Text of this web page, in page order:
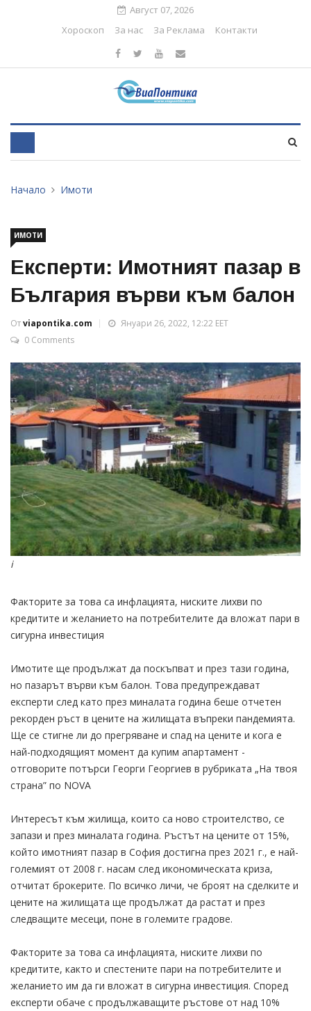
Август 07, 2026
Хороскоп
За нас За Реклама Контакти
Начало Имоти
ИМОТИ
Експерти: Имотният пазар в
България върви към балон
Отviapontika.com
Януари 26, 2022, 12:22 EET
0 Comments
i
Факторите за това са инфлацията, ниските лихви по
кредитите и желанието на потребителите да вложат пари в
сигурна инвестиция
Имотите ще продължат да поскъпват и през тази година,
но пазарът върви към балон. Това предупреждават
експерти след като през миналата година беше отчетен
рекорден ръст в цените на жилищата въпреки пандемията.
Ще се стигне ли до прегряване и спад на цените и кога е
най-подходящият момент да купим апартамент -
отговорите потърси Георги Георгиев в рубриката „На твоя
страна” по NOVA
Интересът към жилища, които са ново строителство, се
запази и през миналата година. Ръстът на цените от 15%,
който имотният пазар в София достигна през 2021 г., е най-
големият от 2008 г. насам след икономическата криза,
отчитат брокерите. По всичко личи, че броят на сделките и
цените на жилищата ще продължат да растат и през
следващите месеци, поне в големите градове.
Факторите за това са инфлацията, ниските лихви по
кредитите, както и спестените пари на потребителите и
желанието им да ги вложат в сигурна инвестиция. Според
експерти обаче с продължаващите ръстове от над 10%